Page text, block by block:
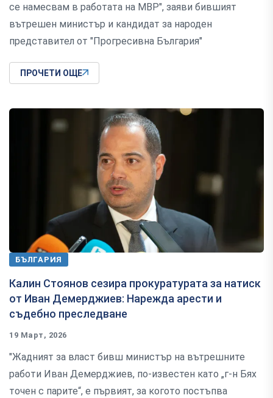
се намесвам в работата на МВР", заяви бившият
вътрешен министър и кандидат за народен
представител от "Прогресивна България"
ПРОЧЕТИ ОЩЕ
БЪЛГАРИЯ
Калин Стоянов сезира прокуратурата за натиск
от Иван Демерджиев: Нарежда арести и
съдебно преследване
19 Март, 2026
"Жадният за власт бивш министър на вътрешните
работи Иван Демерджиев, по-известен като „г-н Бях
точен с парите“, е първият, за когото постъпва